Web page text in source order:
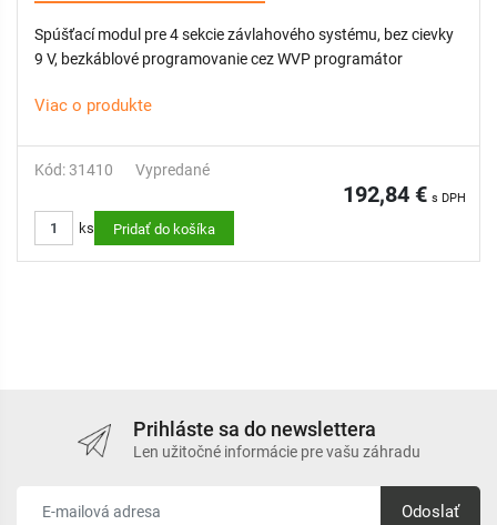
Spúšťací modul pre 4 sekcie závlahového systému, bez cievky
9 V, bezkáblové programovanie cez WVP programátor
Viac o produkte
Kód: 31410 Vypredané
192,84 € s DPH
ks Pridať do košíka
Prihláste sa do newslettera
Len užitočné informácie pre vašu záhradu
Odoslať